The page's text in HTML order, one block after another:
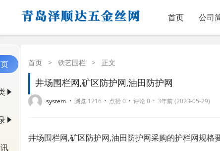
首页 公司
首页 > 铁艺围栏 > 正文
井场围栏网,矿区防护网,油田防护网
system · 浏览 1216 · 点赞 0 · 评论 0 · 3年前 (2023-05-29)
井场围栏网,矿区防护网,油田防护网采购的护栏网规